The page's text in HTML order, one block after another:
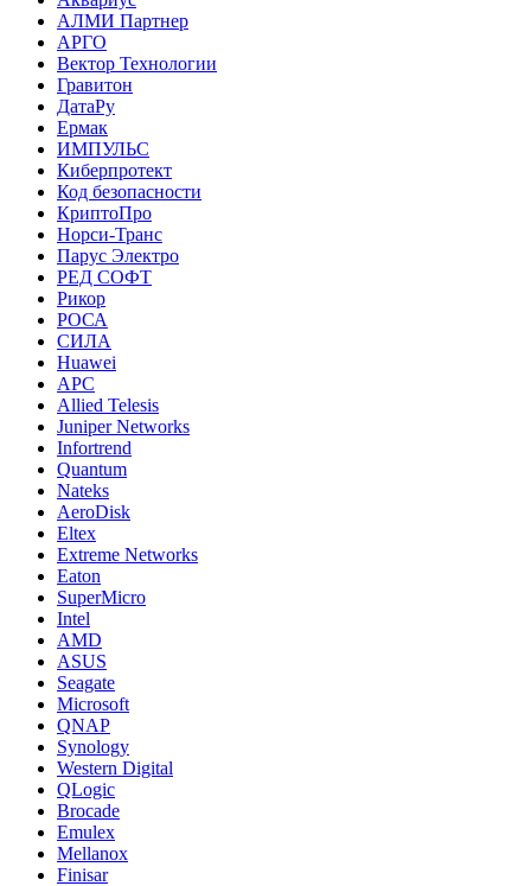
АЛМИ Партнер
АРГО
Вектор Технологии
Гравитон
ДатаРу
Ермак
ИМПУЛЬС
Киберпротект
Код безопасности
КриптоПро
Норси-Транс
Парус Электро
РЕД СОФТ
Рикор
РОСА
СИЛА
Huawei
APC
Allied Telesis
Juniper Networks
Infortrend
Quantum
Nateks
AeroDisk
Eltex
Extreme Networks
Eaton
SuperMicro
Intel
AMD
ASUS
Seagate
Microsoft
QNAP
Synology
Western Digital
QLogic
Brocade
Emulex
Mellanox
Finisar